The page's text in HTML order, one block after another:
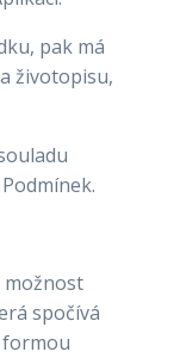
pak má
životopisu,
spočívá
formou